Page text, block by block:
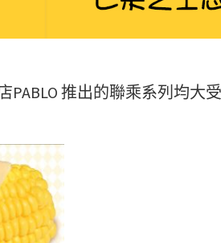
PABLO 推出的聯乘系列均大